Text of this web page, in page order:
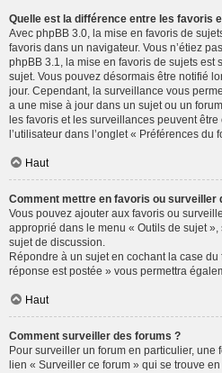
Quelle est la différence entre les favoris
Avec phpBB 3.0, la mise en favoris de
favoris dans un navigateur. Vous n’étiez
phpBB 3.1, la mise en favoris de sujets est
sujet. Vous pouvez désormais être notifié
jour. Cependant, la surveillance vous
a une mise à jour dans un sujet ou un
les favoris et les surveillances peuvent
l’utilisateur dans l’onglet « Préférences du
Haut
Comment mettre en favoris ou surveiller
Vous pouvez ajouter aux favoris ou
approprié dans le menu « Outils de sujet
sujet de discussion.
Répondre à un sujet en cochant la case du
réponse est postée » vous permettra
Haut
Comment surveiller des forums ?
Pour surveiller un forum en particulier, une
lien « Surveiller ce forum » qui se trouve en